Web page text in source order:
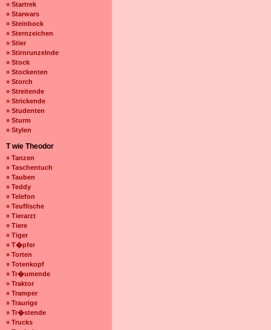
» Startrek
» Starwars
» Steinbock
» Sternzeichen
» Stier
» Stirnrunzelnde
» Stock
» Stockenten
» Storch
» Streitende
» Strickende
» Studenten
» Sturm
» Stylen
T wie Theodor
» Tanzen
» Taschentuch
» Tauben
» Teddy
» Telefon
» Teuflische
» Tierarzt
» Tiere
» Tiger
» T�pfer
» Torten
» Totenkopf
» Tr�umende
» Traktor
» Tramper
» Traurige
» Tr�stende
» Trucks